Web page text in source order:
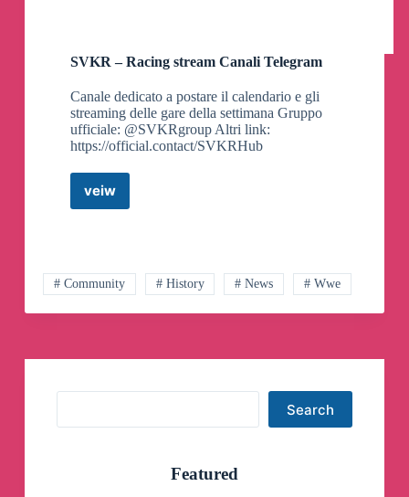
SVKR – Racing stream Canali Telegram
Canale dedicato a postare il calendario e gli
streaming delle gare della settimana Gruppo
ufficiale: @SVKRgroup Altri link:
https://official.contact/SVKRHub
veiw
SVKR
Telegram
# Community # History # News # Wwe
Search
Featured